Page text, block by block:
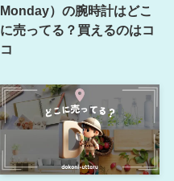
Monday）の腕時計はどこ
に売ってる？買えるのはコ
コ